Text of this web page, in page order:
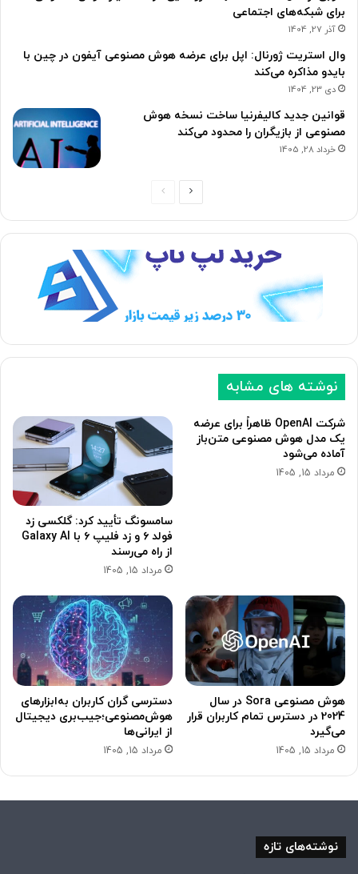
برای شبکه‌های اجتماعی
آذر 27, 1404
وال استریت ژورنال: اپل برای عرضه هوش مصنوعی آیفون در چین با
بایدو مذاکره می‌کند
دی 23, 1404
قوانین جدید کالیفرنیا ساخت نسخه هوش
مصنوعی از بازیگران را محدود می‌کند
خرداد 28, 1405
ح
ه
ی
ح
ه
د
ی
نوشته های مشابه
شرکت OpenAI ظاهراً برای عرضه
یک مدل هوش مصنوعی متن‌باز
آماده می‌شود
مرداد 15, 1405
سامسونگ تأیید کرد: گلکسی زد
فولد ۶ و زد فلیپ ۶ با Galaxy AI
از راه می‌رسند
مرداد 15, 1405
هوش مصنوعی Sora در سال
2024 در دسترس تمام کاربران قرار
می‌گیرد
مرداد 15, 1405
دسترسی گران کاربران به‌ابزارهای
هوش‌مصنوعی؛جیب‌بری دیجیتال
از ایرانی‌ها
مرداد 15, 1405
نوشته‌های تازه